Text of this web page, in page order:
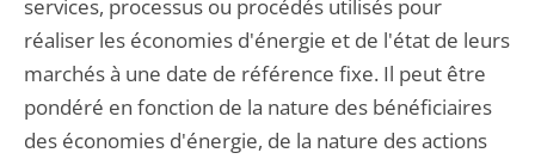
services, processus ou procédés utilisés pour
réaliser les économies d'énergie et de l'état de leurs
marchés à une date de référence fixe. Il peut être
pondéré en fonction de la nature des bénéficiaires
des économies d'énergie, de la nature des actions